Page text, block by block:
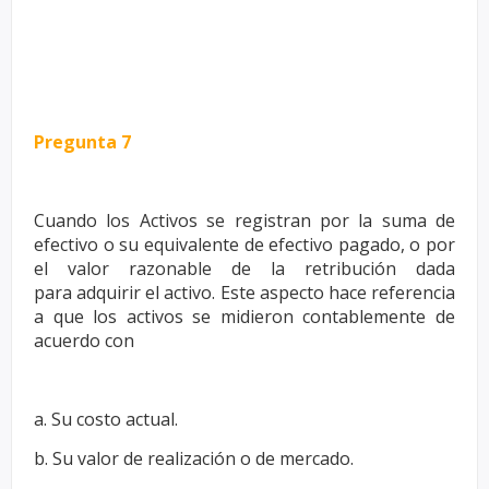
Pregunta 7
Cuando los Activos se registran por la suma de
efectivo o su equivalente de efectivo pagado, o por
el valor razonable de la retribución dada
paraadquirir el activo. Este aspecto hace referencia
a que los activos se midieron contablemente de
acuerdo con
a. Su costo actual.
b. Su valor de realización o de mercado.